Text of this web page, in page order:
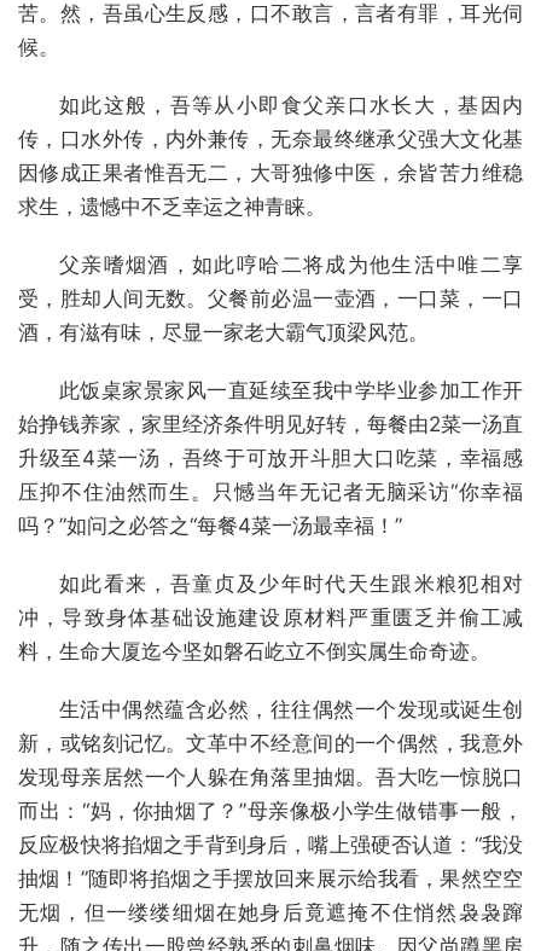
苦。然，吾虽心生反感，口不敢言，言者有罪，耳光伺
候。
如此这般，吾等从小即食父亲口水长大，基因内
传，口水外传，内外兼传，无奈最终继承父强大文化基
因修成正果者惟吾无二，大哥独修中医，余皆苦力维稳
求生，遗憾中不乏幸运之神青睐。
父亲嗜烟酒，如此哼哈二将成为他生活中唯二享
受，胜却人间无数。父餐前必温一壶酒，一口菜，一口
酒，有滋有味，尽显一家老大霸气顶梁风范。
此饭桌家景家风一直延续至我中学毕业参加工作开
始挣钱养家，家里经济条件明见好转，每餐由2菜一汤直
升级至4菜一汤，吾终于可放开斗胆大口吃菜，幸福感
压抑不住油然而生。只憾当年无记者无脑采访“你幸福
吗？”如问之必答之“每餐4菜一汤最幸福！”
如此看来，吾童贞及少年时代天生跟米粮犯相对
冲，导致身体基础设施建设原材料严重匮乏并偷工减
料，生命大厦迄今坚如磐石屹立不倒实属生命奇迹。
生活中偶然蕴含必然，往往偶然一个发现或诞生创
新，或铭刻记忆。文革中不经意间的一个偶然，我意外
发现母亲居然一个人躲在角落里抽烟。吾大吃一惊脱口
而出：“妈，你抽烟了？”母亲像极小学生做错事一般，
反应极快将掐烟之手背到身后，嘴上强硬否认道：“我没
抽烟！”随即将掐烟之手摆放回来展示给我看，果然空空
无烟，但一缕缕细烟在她身后竟遮掩不住悄然袅袅蹿
升，随之传出一股曾经熟悉的刺鼻烟味。因父尚蹲黑房